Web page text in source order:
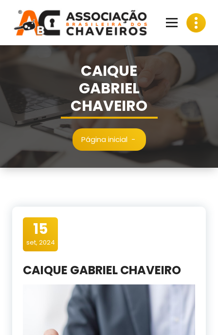
conteúdo
CAIQUE
GABRIEL
CHAVEIRO
Página inicial-
15
set, 2024
CAIQUE GABRIEL CHAVEIRO